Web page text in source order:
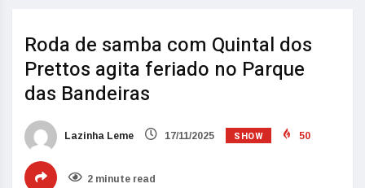
Roda de samba com Quintal dos
Prettos agita feriado no Parque
das Bandeiras
Lazinha Leme 17/11/2025 SHOW 50
2 minute read